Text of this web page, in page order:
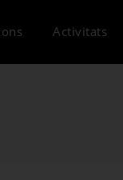
Activitats